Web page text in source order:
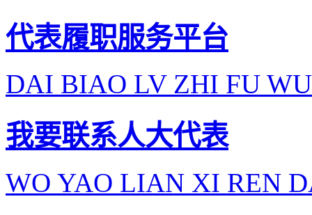
代表履职服务平台
DAI BIAO LV ZHI FU
我要联系人大代表
WO YAO LIAN XI REN